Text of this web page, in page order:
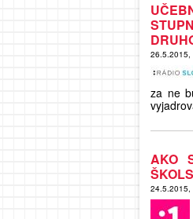
26.5.2015,
za ne
AKO
24.5.2015,